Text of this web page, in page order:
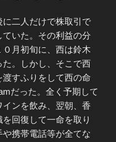
に二人だけで株取引で
いた。その利益の分
月初旬に、西は鈴木
。しかし、そこで西
すふりをして西の命
だった。全く予期して
ンを飲み、翌朝、香
回復して一命を取り
携帯電話等が全てな